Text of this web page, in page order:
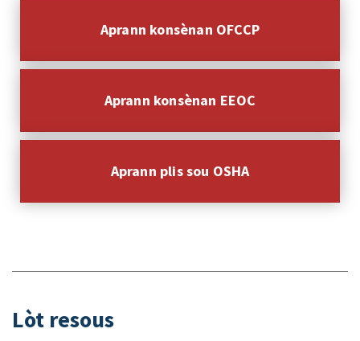
Aprann konsènan OFCCP
Aprann konsènan EEOC
Aprann plis sou OSHA
Lòt resous